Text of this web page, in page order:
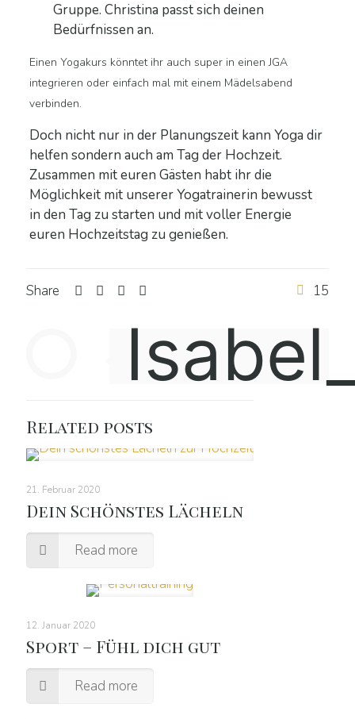
Gruppe. Christina passt sich deinen
Bedürfnissen an.
Einen Yogakurs könntet ihr auch super in einen JGA
integrieren oder einfach mal mit einem Mädelsabend
verbinden.
Doch nicht nur in der Planungszeit kann Yoga dir
helfen sondern auch am Tag der Hochzeit.
Zusammen mit euren Gästen habt ihr die
Möglichkeit mit unserer Yogatrainerin bewusst
in den Tag zu starten und mit voller Energie
euren Hochzeitstag zu genießen.
Share 15
Related posts
21. Februar 2020
Dein Schönstes Lächeln
Read more
12. Januar 2020
Sport – Fühl dich gut
Read more